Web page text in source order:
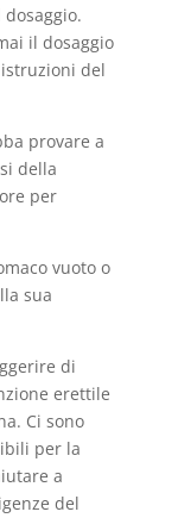
il dosaggio
del
provare a
della
per
vuoto o
sua
di
erettile
Ci sono
per la
a
del